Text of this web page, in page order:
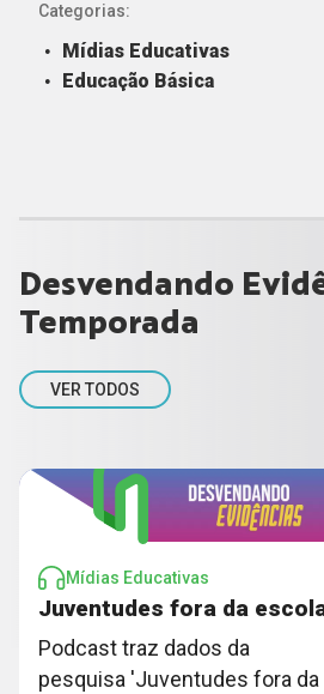
Categorias:
Mídias Educativas
Educação Básica
Desvendando
Temporada
VER TODOS
Mídias Educativas
Juventudes fora da
Podcast traz dados da
pesquisa 'Juventudes fora da